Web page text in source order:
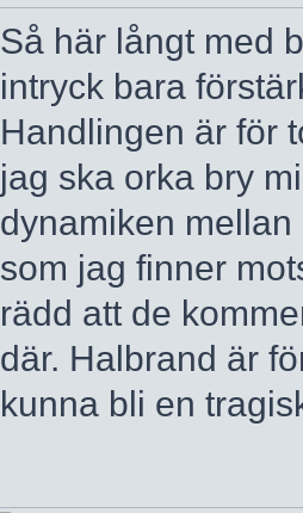
Så här långt med
intryck bara
Handlingen är för
jag ska orka bry
dynamiken
som jag finner
rädd att de
där. Halbrand är
kunna bli en